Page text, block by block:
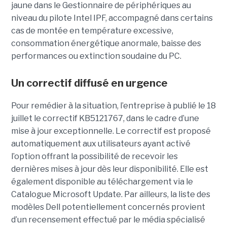
jaune dans le Gestionnaire de périphériques au
niveau du pilote Intel IPF, accompagné dans certains
cas de montée en température excessive,
consommation énergétique anormale, baisse des
performances ou extinction soudaine du PC.
Un correctif diffusé en urgence
Pour remédier à la situation, l’entreprise à publié le 18
juillet le correctif KB5121767, dans le cadre d’une
mise à jour exceptionnelle. Le correctif est proposé
automatiquement aux utilisateurs ayant activé
l’option offrant la possibilité de recevoir les
dernières mises à jour dès leur disponibilité. Elle est
également disponible au téléchargement via le
Catalogue Microsoft Update. Par ailleurs, la liste des
modèles Dell potentiellement concernés provient
d’un recensement effectué par le média spécialisé